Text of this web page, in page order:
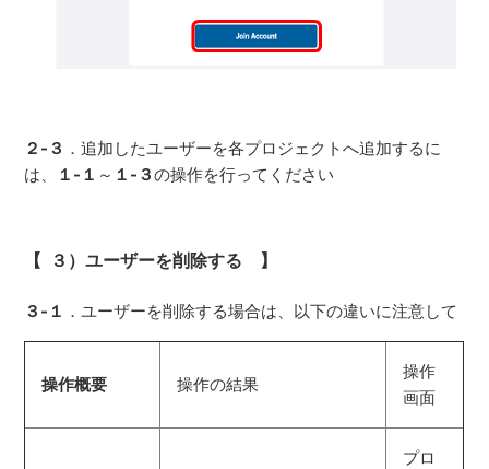
２-３ ．追加したユーザーを各プロジェクトへ追加するに
は、
１-１ ～ １-３の操作を行ってください
【 ３）ユーザーを削除する 】
３-１ ．ユーザーを削除する場合は、以下の違いに注意して
操作概要 操作の結果
操作
画面
プロ